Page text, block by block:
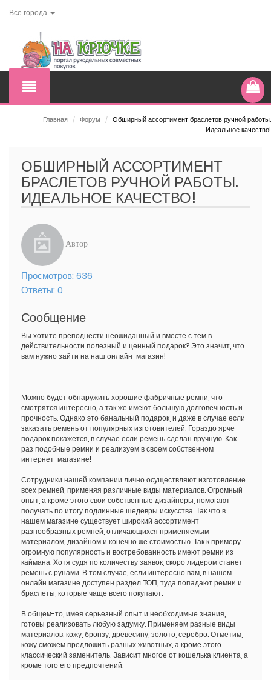
Все города
Главная / Форум / Обширный ассортимент браслетов ручной работы.
Идеальное качество!
ОБШИРНЫЙ АССОРТИМЕНТ
БРАСЛЕТОВ РУЧНОЙ РАБОТЫ.
ИДЕАЛЬНОЕ КАЧЕСТВО!
Автор
Просмотров: 636
Ответы: 0
Сообщение
Вы хотите преподнести неожиданный и вместе с тем в
действительности полезный и ценный подарок? Это значит, что
вам нужно зайти на наш онлайн-магазин!
Можно будет обнаружить хорошие фабричные ремни, что
смотрятся интересно, а так же имеют большую долговечность и
прочность. Однако это банальный подарок, и даже в случае если
заказать ремень от популярных изготовителей. Гораздо ярче
подарок покажется, в случае если ремень сделан вручную. Как
раз подобные ремни и реализуем в своем собственном
интернет-магазине!
Сотрудники нашей компании лично осуществляют изготовление
всех ремней, применяя различные виды материалов. Огромный
опыт, а кроме этого свои собственные дизайнеры, помогают
получать по итогу подлинные шедевры искусства. Так что в
нашем магазине существует широкий ассортимент
разнообразных ремней, отличающихся применяемым
материалом, дизайном и конечно же стоимостью. Так к примеру
огромную популярность и востребованность имеют ремни из
каймана. Хотя судя по количеству заявок, скоро лидером станет
ремень с рунами. В том случае, если интересно вам, в нашем
онлайн магазине доступен раздел ТОП, туда попадают ремни и
браслеты, которые чаще всего покупают.
В общем-то, имея серьезный опыт и необходимые знания,
готовы реализовать любую задумку. Применяем разные виды
материалов: кожу, бронзу, древесину, золото, серебро. Отметим,
кожу сможем предложить разных животных, а кроме этого
классический заменитель. Зависит многое от кошелька клиента, а
кроме того его предпочтений.